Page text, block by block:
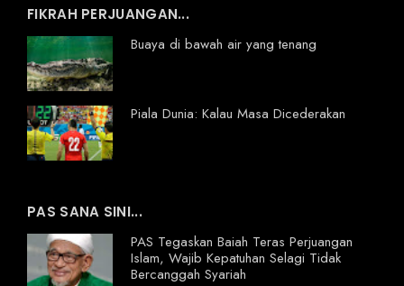
FIKRAH PERJUANGAN...
Buaya di bawah air yang tenang
Piala Dunia: Kalau Masa Dicederakan
PAS SANA SINI...
PAS Tegaskan Baiah Teras Perjuangan
Islam, Wajib Kepatuhan Selagi Tidak
Bercanggah Syariah